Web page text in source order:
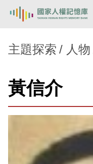
新生訓導處
主題探索
關於我們
主題探索 人物
黃信介